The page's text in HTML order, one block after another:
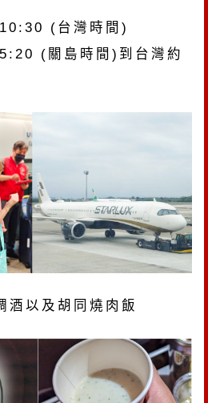
(台灣時間)
(關島時間)到台灣約
酒以及胡同燒肉飯